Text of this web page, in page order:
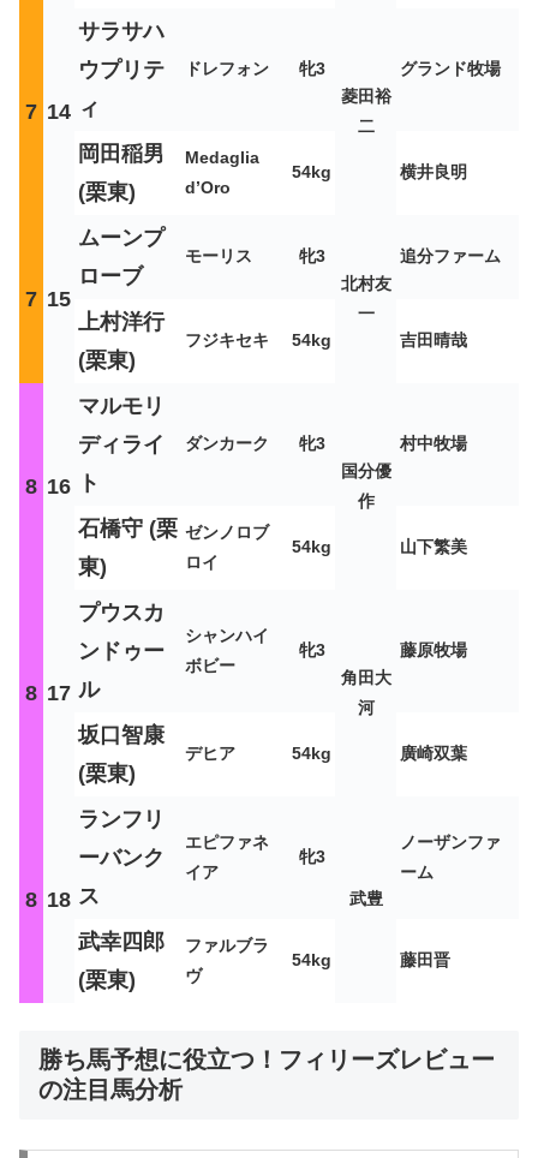
7 14
サラサハ
ウプリテ
ィ
ドレフォン
牝3
菱田裕
二
グランド牧場
岡田稲男
(栗東)
Medaglia
d’Oro
54kg 横井良明
7 15
ムーンプ
ローブ
モーリス
牝3
北村友
一
追分ファーム
上村洋行
(栗東)
フジキセキ 54kg 吉田晴哉
8 16
マルモリ
ディライ
ト
ダンカーク
牝3
国分優
作
村中牧場
石橋守 (栗
東)
ゼンノロブ
ロイ
54kg 山下繁美
8 17
プウスカ
ンドゥー
ル
シャンハイ
ボビー
牝3
角田大
河
藤原牧場
坂口智康
(栗東)
デヒア 54kg 廣崎双葉
8 18
ランフリ
ーバンク
ス
エピファネ
イア
牝3
武豊
ノーザンファ
ーム
武幸四郎
(栗東)
ファルブラ
ヴ
54kg 藤田晋
勝ち馬予想に役立つ！フィリーズレビュー
の注目馬分析